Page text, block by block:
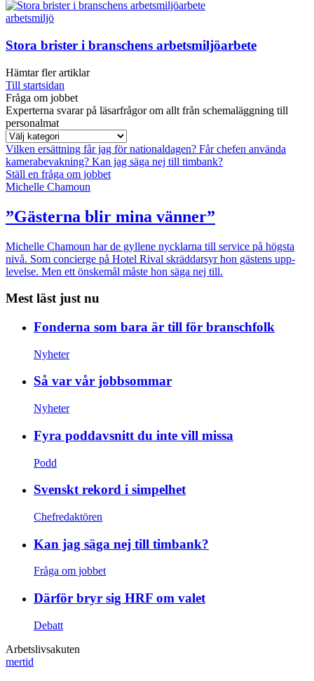
arbetsmiljö
Stora brister i branschens arbetsmiljöarbete
Hämtar fler artiklar
Till startsidan
Fråga om jobbet
Experterna svarar på läsarfrågor om allt från schemaläggning till
personalmat
Vilken ersättning får jag för nationaldagen? Får chefen använda
kamerabevakning? Kan jag säga nej till timbank?
Ställ en fråga om jobbet
Michelle Chamoun
”Gästerna blir mina vänner”
Michelle Chamoun har de gyllene nycklarna till service på högsta
nivå. Som concierge på Hotel Rival skräddarsyr hon gästens upp­
levelse. Men ett önskemål måste hon säga nej till.
Mest läst just nu
Fonderna som bara är till för branschfolk
Nyheter
Så var vår jobbsommar
Nyheter
Fyra poddavsnitt du inte vill missa
Podd
Svenskt rekord i simpelhet
Chefredaktören
Kan jag säga nej till timbank?
Fråga om jobbet
Därför bryr sig HRF om valet
Debatt
Arbetslivsakuten
mertid